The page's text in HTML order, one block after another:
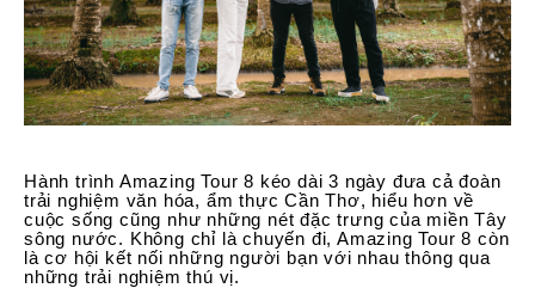
Hành trình Amazing Tour 8 kéo dài 3 ngày đưa cả đoàn
trải nghiệm văn hóa, ẩm thực Cần Thơ, hiểu hơn về
cuộc sống cũng như những nét đặc trưng của miền Tây
sông nước. Không chỉ là chuyến đi, Amazing Tour 8 còn
là cơ hội kết nối những người bạn với nhau thông qua
những trải nghiệm thú vị.